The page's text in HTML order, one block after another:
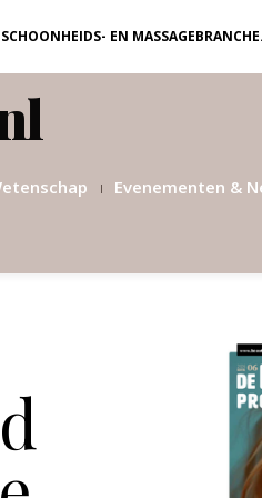
EN MASSAGEBRANCHE.
Evenementen &